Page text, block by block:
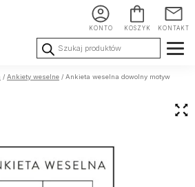
KONTO KOSZYK KONTAKT
Wyszukiwarka
produktów
Chrzest i
Urodziny i
/ Ankiety weselne / Ankieta weselna dowolny motyw